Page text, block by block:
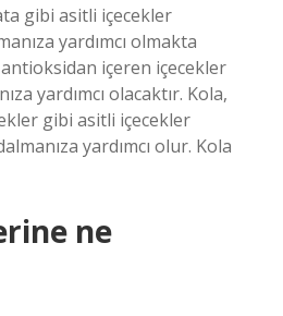
gibi asitli içecekler
yardımcı olmakta
içeren içecekler
yardımcı olacaktır. Kola,
gibi asitli içecekler
yardımcı olur. Kola
ne